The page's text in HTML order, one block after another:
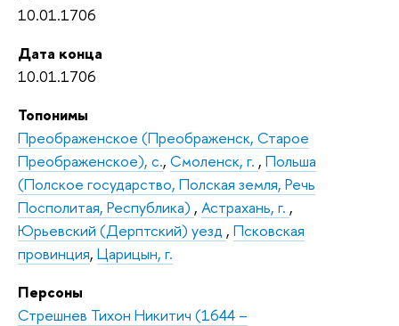
10.01.1706
Дата конца
10.01.1706
Топонимы
Преображенское (Преображенск, Старое
Преображенское), с., Смоленск, г. , Польша
(Полское государство, Полская земля, Речь
Посполитая, Республика) , Астрахань, г. ,
Юрьевский (Дерптский) уезд , Псковская
провинция, Царицын, г.
Персоны
Стрешнев Тихон Никитич (1644 –